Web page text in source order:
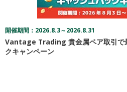
開催期間：2026.8.3～2026.8.31
Vantage Trading 貴金属ペア取引で
クキャンペーン